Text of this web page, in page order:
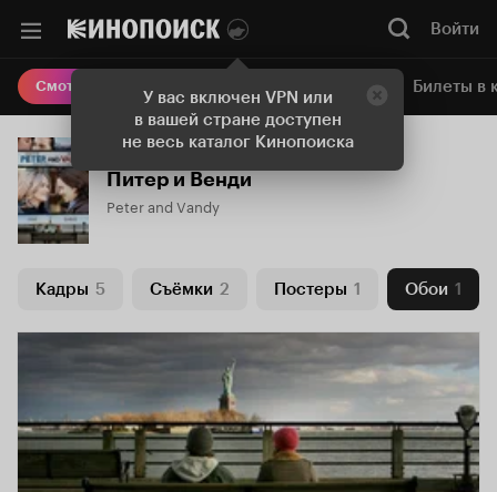
У вас включен VPN или
в вашей стране доступен
не весь каталог Кинопоиска
Войти
Смотреть кино Онлайн-кинотеатр Билеты в
Питер и Венди
Peter and Vandy
Кадры 5 Съёмки 2 Постеры 1 Обои 1